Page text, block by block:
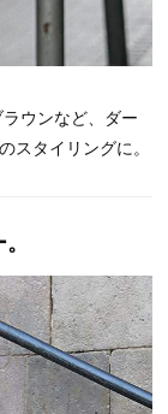
ウンなど、ダー
スタイリングに。